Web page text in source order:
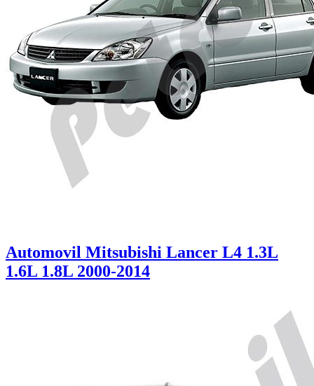
Automovil Mitsubishi Lancer L4 1.3L
1.6L 1.8L 2000-2014